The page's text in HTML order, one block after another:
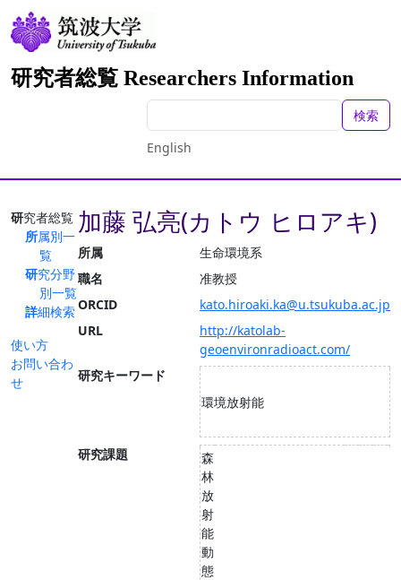
研究者総覧 Researchers Information
検索
English
研究者総覧
所属別一
覧
研究分野
別一覧
詳細検索
使い方
お問い合わ
せ
加藤 弘亮(カトウ ヒロアキ)
所属
生命環境系
職名
准教授
ORCID
kato.hiroaki.ka@u.tsukuba.ac.jp
URL
http://katolab-
geoenvironradioact.com/
研究キーワード
環境放射能
研究課題
森
林
放
射
能
動
態